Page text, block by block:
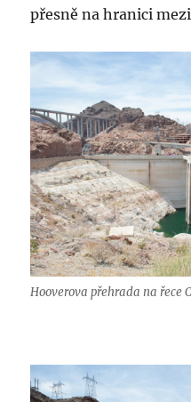
přesně na hranici
Hooverova přehrada na řece